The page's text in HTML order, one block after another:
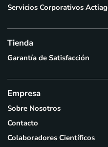
Servicios Corporativos
Tienda
Garantía de Satisfacción
Empresa
Sobre Nosotros
Contacto
Colaboradores Científicos